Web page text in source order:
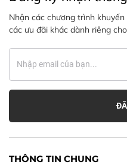
Nhận các chương trình
các ưu đãi khác dành riêng
THÔNG TIN CHUNG